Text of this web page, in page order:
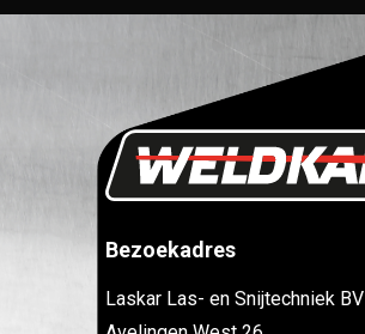
Bezoekadres
Laskar Las- en Snijtechniek BV